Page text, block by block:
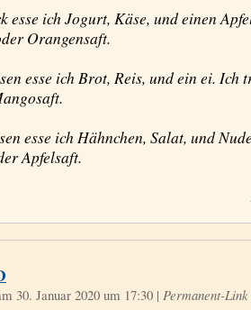
esse ich Jogurt, Käse, und einen
Orangensaft.
esse ich Brot, Reis, und ein ei. Ich
esse ich Hähnchen, Salat, und
Apfelsaft.
30. Januar 2020 um 17:30 | Permanent-Link